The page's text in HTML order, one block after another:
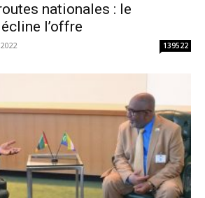
nationales : le
l’offre
139522